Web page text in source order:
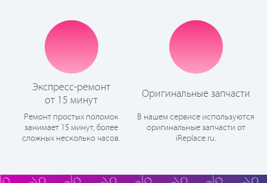
Экспресс-ремонт
от 15 минут
Ремонт простых поломок
занимает 15 минут, более
сложных несколько часов.
Оригинальные запчасти
В нашем сервисе используются
оригинальные запчасти от
iReplace.ru.